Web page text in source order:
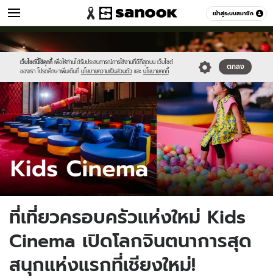
เข้าสู่ระบบสมาชิก
เที่ยว-กิน หมวดอื่นๆ
เว็บไซต์นี้ใช้คุกกี้ เพื่อให้ท่านได้รับประสบการณ์การใช้งานที่ดีที่สุดบน เว็บไซต์
ของเรา โปรดศึกษาเพิ่มเติมที่ นโยบายความเป็นส่วนตัว และ นโยบายคุกกี้
ตกลง
Sanook
//s.isanook.com/sr/0/images/logo-
new-
sanook.png
600
60
//s.isanook.com/tr/0/ud/289/1449055/0_tagline-
template-
update-
apr.jpg
ที่เที่ยวครอบครัวแห่งใหม่ Kids
Cinema เปิดโลกจินตนาการสุด
สนุกแห่งแรกที่เชียงใหม่!